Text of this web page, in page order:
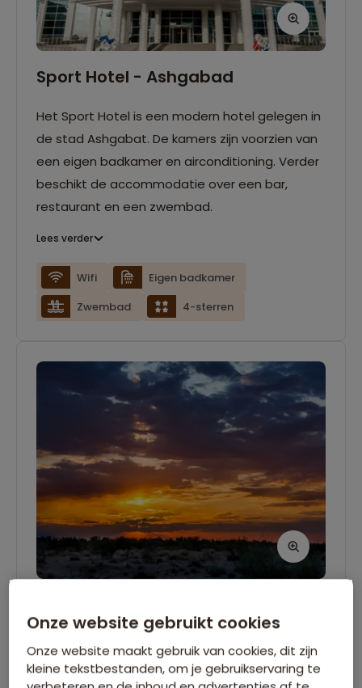
Sport Hotel - Ashgabad
Het Sport Hotel is een modern hotel gelegen in
de stad Ashgabat. De kamers zijn voorzien van
een eigen badkamer en airconditioning. Verder
beschikt de accommodatie over een bar,
restaurant en een zwembad.
Lees verder
Wifi
Eigen badkamer
Zwembad
4-sterren
Tijdens een overnachting in vierpersoons yurts
vlak bij de gaskrater van Darvaza, ooit
Onze website gebruikt cookies
Onze website maakt gebruik van cookies, dit zijn
kleine tekstbestanden, om je gebruikservaring te